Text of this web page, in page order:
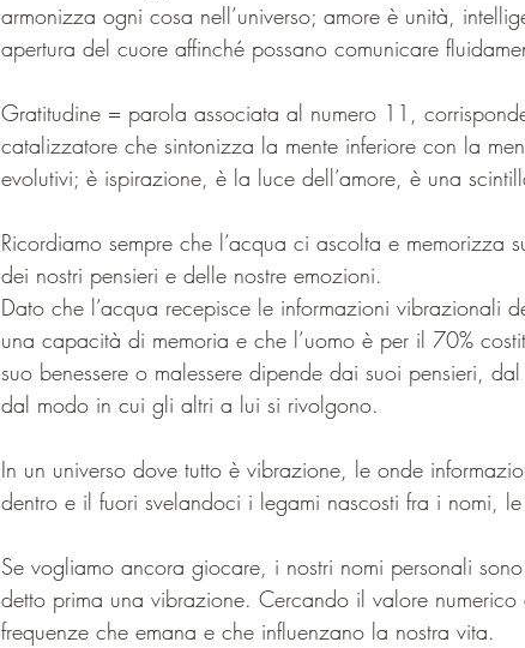
armonizza ogni cosa nell’universo; amore è unità,
apertura del cuore affinché possano comunicare
Gratitudine = parola associata al numero 11,
catalizzatore che sintonizza la mente inferiore con la
evolutivi; è ispirazione, è la luce dell’amore, è una
Ricordiamo sempre che l’acqua ci ascolta e memorizza
dei nostri pensieri e delle nostre emozioni.
Dato che l’acqua recepisce le informazioni vibrazionali
una capacità di memoria e che l’uomo è per il 70%
suo benessere o malessere dipende dai suoi pensieri,
dal modo in cui gli altri a lui si rivolgono.
In un universo dove tutto è vibrazione, le onde
dentro e il fuori svelandoci i legami nascosti fra i nomi,
Se vogliamo ancora giocare, i nostri nomi personali
detto prima una vibrazione. Cercando il valore
frequenze che emana e che influenzano la nostra vita.